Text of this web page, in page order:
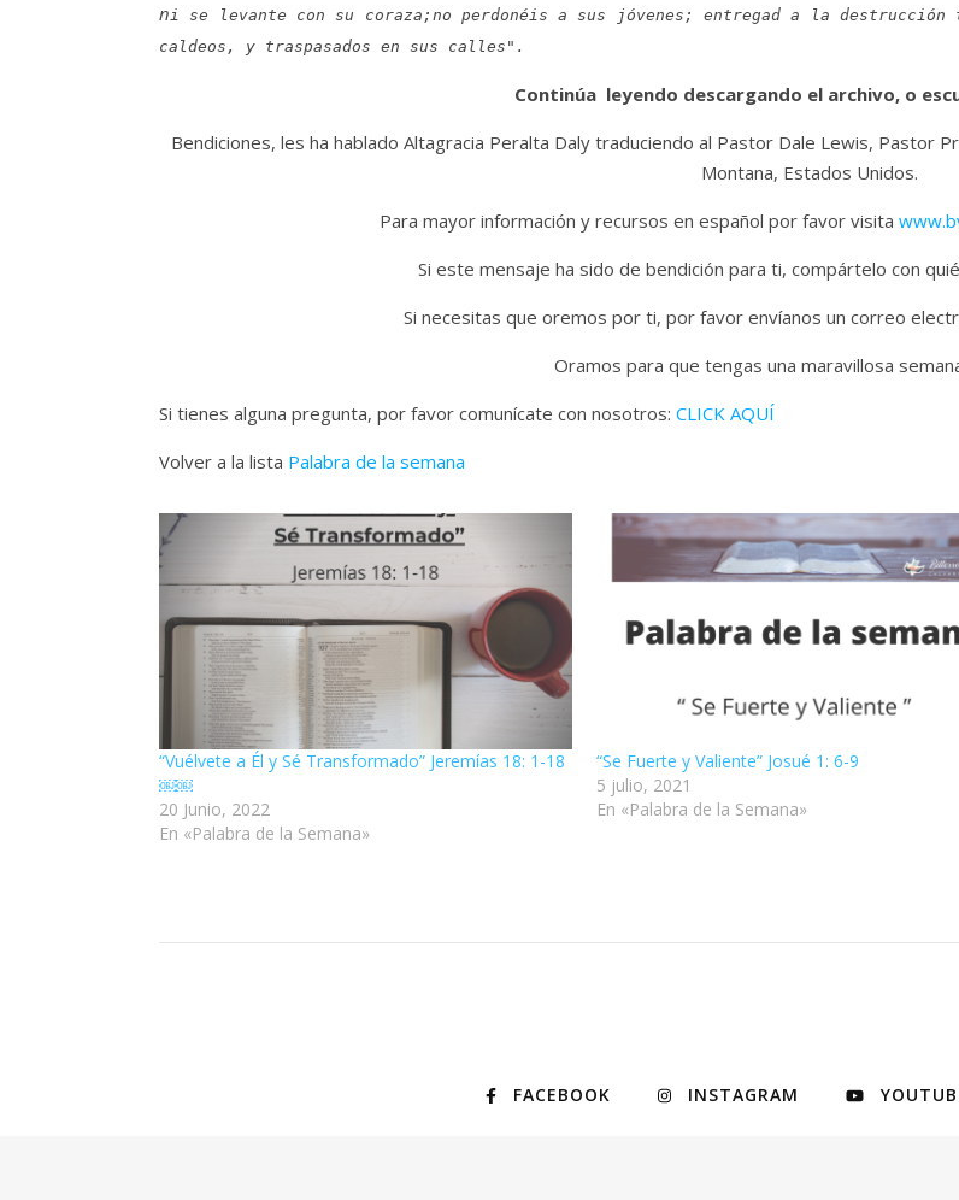
ni se levante con su coraza;no perdonéis a sus jóvenes; entregad a la
caldeos, y traspasados en sus calles".
Continúa leyendo descargando el archivo, o
Bendiciones, les ha hablado Altagracia Peralta Daly traduciendo al Pastor Dale Lewis, Pastor
Montana, Estados Unidos.
Para mayor información y recursos en español por favor visita
Si este mensaje ha sido de bendición para ti, compártelo con
Si necesitas que oremos por ti, por favor envíanos un correo
Oramos para que tengas una maravillosa
Si tienes alguna pregunta, por favor comunícate con nosotros: CLICK AQUÍ
Volver a la lista Palabra de la semana
“Vuélvete a Él y Sé Transformado” Jeremías 18: 1-18
￼￼
20 Junio, 2022
En «Palabra de la Semana»
“Se Fuerte y Valiente” Josué 1: 6-9
5 julio, 2021
En «Palabra de la Semana»
FACEBOOK INSTAGRAM